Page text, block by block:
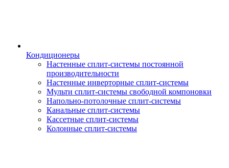
Кондиционеры
Настенные сплит-системы постоянной
производительности
Настенные инверторные сплит-системы
Мульти сплит-системы свободной компоновки
Напольно-потолочные сплит-системы
Канальные сплит-системы
Кассетные сплит-системы
Колонные сплит-системы